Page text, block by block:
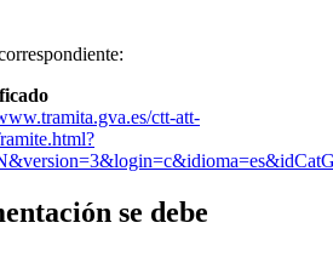
ctt-att-
se debe